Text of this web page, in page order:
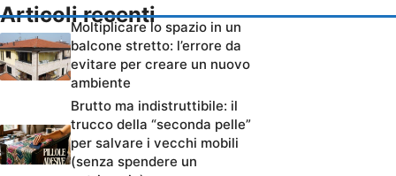
Articoli recenti
Moltiplicare lo spazio in un
balcone stretto: l’errore da
evitare per creare un nuovo
ambiente
Brutto ma indistruttibile: il
trucco della “seconda pelle”
per salvare i vecchi mobili
(senza spendere un